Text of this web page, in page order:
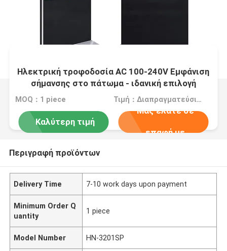
Ηλεκτρική τροφοδοσία AC 100-240V Εμφάνιση
σήμανσης στο πάτωμα - ιδανική επιλογή
MOQ：1 piece Τιμή：Διαπραγματεύσιμα
Καλύτερη τιμή
Μας ελάτε σε
επαφή με
Περιγραφή προϊόντων
Delivery Time 7-10 work days upon payment
Minimum Order Q
uantity
1 piece
Model Number HN-3201SP